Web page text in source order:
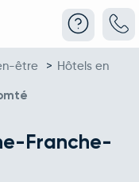
être > Hôtels en
Franche-